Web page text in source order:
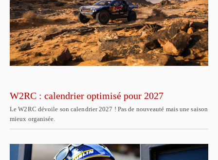
W2RC : calendrier optimisé pour 2027
Le W2RC dévoile son calendrier 2027 ! Pas de nouveauté mais une saison
mieux organisée.